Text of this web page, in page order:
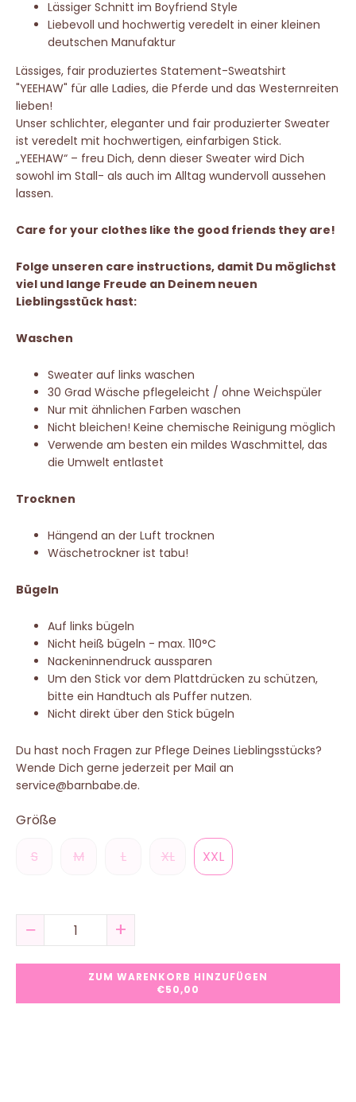
Lässiger Schnitt im Boyfriend Style
Liebevoll und hochwertig veredelt in einer kleinen
deutschen Manufaktur
Lässiges, fair produziertes Statement-Sweatshirt
"YEEHAW" für alle Ladies, die Pferde und das Westernreiten
lieben!
Unser schlichter, eleganter und fair produzierter Sweater
ist veredelt mit hochwertigen, einfarbigen Stick.
„YEEHAW“ – freu Dich, denn dieser Sweater wird Dich
sowohl im Stall- als auch im Alltag wundervoll aussehen
lassen.
Care for your clothes like the good friends they are!
Folge unseren care instructions, damit Du möglichst
viel und lange Freude an Deinem neuen
Lieblingsstück hast:
Waschen
Sweater auf links waschen
30 Grad Wäsche pflegeleicht / ohne Weichspüler
Nur mit ähnlichen Farben waschen
Nicht bleichen! Keine chemische Reinigung möglich
Verwende am besten ein mildes Waschmittel, das
die Umwelt entlastet
Trocknen
Hängend an der Luft trocknen
Wäschetrockner ist tabu!
Bügeln
Auf links bügeln
Nicht heiß bügeln - max. 110°C
Nackeninnendruck aussparen
Um den Stick vor dem Plattdrücken zu schützen,
bitte ein Handtuch als Puffer nutzen.
Nicht direkt über den Stick bügeln
Du hast noch Fragen zur Pflege Deines Lieblingsstücks?
Wende Dich gerne jederzeit per Mail an
service@barnbabe.de.
Größe
S
M L XL XXL
− +
ZUM WARENKORB HINZUFÜGEN
€50,00